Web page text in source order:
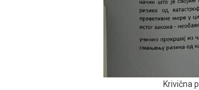
Krivična